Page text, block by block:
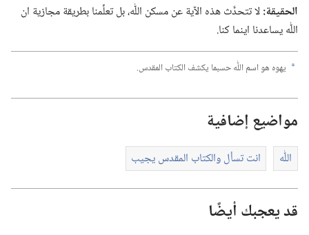
الحقيقة:‏لا تتحدَّث هذه الآية عن مسكن اللّٰه،‏ بل تعلِّمنا بطريقة مجازية ان
اللّٰه يساعدنا اينما كنا.‏
a يهوه هو اسم اللّٰه حسبما يكشف الكتاب المقدس.‏
مواضيع إضافية
اللّٰه انت تسأل والكتاب المقدس يجيب
قد يعجبك أيضًا